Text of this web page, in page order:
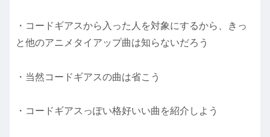
・コードギアスから入った人を対象にするから、きっ
と他のアニメタイアップ曲は知らないだろう
・当然コードギアスの曲は省こう
・コードギアスっぽい格好いい曲を紹介しよう